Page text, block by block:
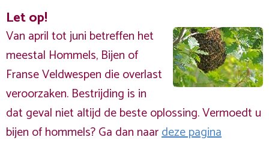
Let op!
Van april tot juni betreffen het
meestal Hommels, Bijen of
Franse Veldwespen die overlast
veroorzaken. Bestrijding is in
dat geval niet altijd de beste oplossing. Vermoedt u
bijen of hommels? Ga dan naardeze pagina